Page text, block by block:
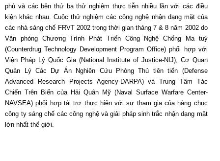
phủ và các bên thứ ba thử nghiệm thực tiễn nhiều lần với các điều
kiện khác nhau. Cuộc thử nghiệm các công nghệ nhận dạng mặt của
các nhà sáng chế FRVT 2002 trong thời gian tháng 7 & 8 năm 2002 do
Văn phòng Chương Trình Phát Triển Công Nghệ Chống Ma tuý
(Counterdrug Technology Development Program Office) phối hợp với
Viện Pháp Lý Quốc Gia (National Institute of Justice-NIJ), Cơ Quan
Quản Lý Các Dự Án Nghiên Cứu Phòng Thủ tiên tiến (Defense
Advanced Research Projects Agency-DARPA) và Trung Tâm Tác
Chiến Trên Biển của Hải Quân Mỹ (Naval Surface Warfare Center-
NAVSEA) phối hợp tài trợ thực hiện với sự tham gia của hàng chục
công ty sáng chế các công nghệ và giải pháp sinh trắc nhận dạng mặt
lớn nhất thế giới.